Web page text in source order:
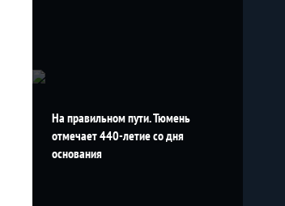
На правильном пути. Тюмень
отмечает 440-летие со дня
основания